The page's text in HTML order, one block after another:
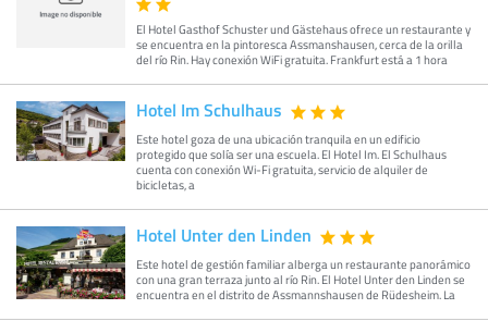
El Hotel Gasthof Schuster und Gästehaus ofrece un restaurante y
se encuentra en la pintoresca Assmanshausen, cerca de la orilla
del río Rin. Hay conexión WiFi gratuita. Frankfurt está a 1 hora
Hotel Im Schulhaus
Este hotel goza de una ubicación tranquila en un edificio
protegido que solía ser una escuela. El Hotel Im. El Schulhaus
cuenta con conexión Wi-Fi gratuita, servicio de alquiler de
bicicletas, a
Hotel Unter den Linden
Este hotel de gestión familiar alberga un restaurante panorámico
con una gran terraza junto al río Rin. El Hotel Unter den Linden se
encuentra en el distrito de Assmannshausen de Rüdesheim. La